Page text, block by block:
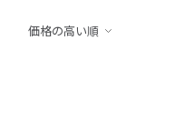
価格の高い順